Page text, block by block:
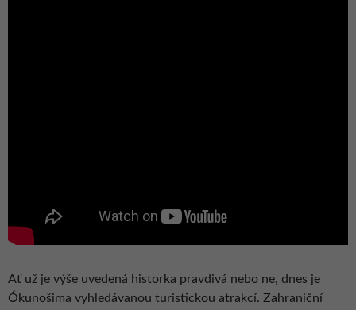
Ať už je výše uvedená historka pravdivá nebo ne, dnes je
Ókunošima vyhledávanou turistickou atrakcí. Zahraniční